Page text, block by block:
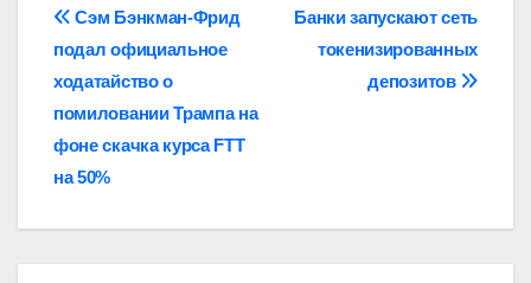
Навигация
по
записям
Банки запускают сеть
токенизированных
депозитов
Сэм Бэнкман-Фрид
подал официальное
ходатайство о
помиловании Трампа на
фоне скачка курса FTT
на 50%